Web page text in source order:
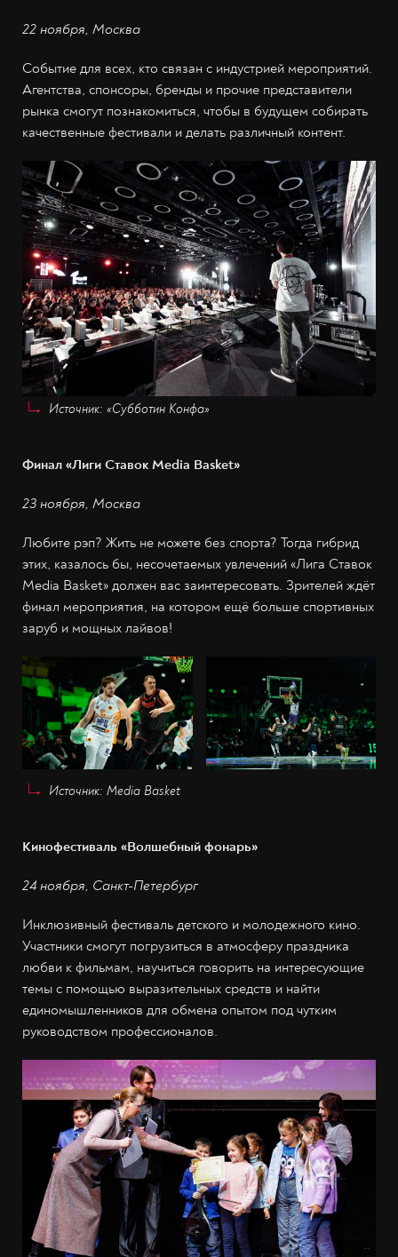
22 ноября, Москва
Событие для всех, кто связан с индустрией мероприятий.
Агентства, спонсоры, бренды и прочие представители
рынка смогут познакомиться, чтобы в будущем собирать
качественные фестивали и делать различный контент.
Источник: «Субботин Конфа»
Финал «Лиги Ставок Media Basket»
23 ноября, Москва
Любите рэп? Жить не можете без спорта? Тогда гибрид
этих, казалось бы, несочетаемых увлечений «Лига Ставок
Media Basket» должен вас заинтересовать. Зрителей ждёт
финал мероприятия, на котором ещё больше спортивных
заруб и мощных лайвов!
Источник: Media Basket
Кинофестиваль «Волшебный фонарь»
24 ноября, Санкт-Петербург
Инклюзивный фестиваль детского и молодежного кино.
Участники смогут погрузиться в атмосферу праздника
любви к фильмам, научиться говорить на интересующие
темы с помощью выразительных средств и найти
единомышленников для обмена опытом под чутким
руководством профессионалов.